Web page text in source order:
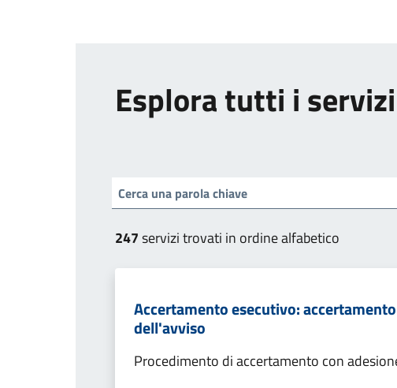
Esplora tutti i servizi
247servizi trovati in ordine alfabetico
Accertamento esecutivo:
dell'avviso
Procedimento di accertamento con